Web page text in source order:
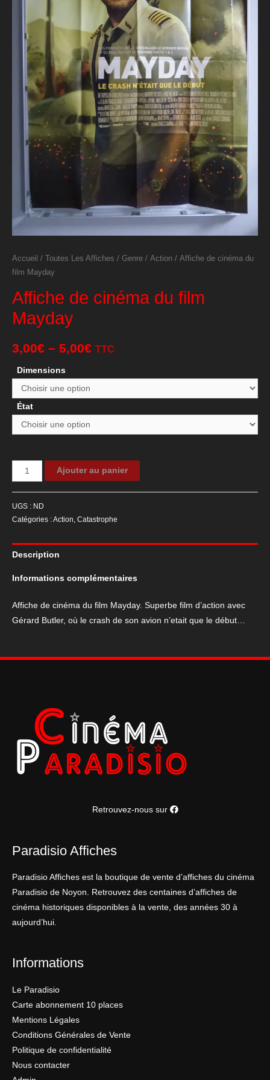
Accueil / Toutes Les Affiches / Genre / Action / Affiche de cinéma du
film Mayday
Affiche de cinéma du film
Mayday
3,00€ – 5,00€ TTC
Dimensions
État
quantité
de
du
film
Mayday
Ajouter au panier
UGS : ND
Catégories :Action, Catastrophe
Description
Informations complémentaires
Affiche de cinéma du film Mayday. Superbe film d’action avec
Gérard Butler, où le crash de son avion n’etait que le début…
Retrouvez-nous sur
Paradisio Affiches
Paradisio Affiches est la boutique de vente d’affiches du cinéma
Paradisio de Noyon. Retrouvez des centaines d’affiches de
cinéma historiques disponibles à la vente, des années 30 à
aujourd’hui.
Informations
Le Paradisio
Carte abonnement 10 places
Mentions Légales
Conditions Générales de Vente
Politique de confidentialité
Nous contacter